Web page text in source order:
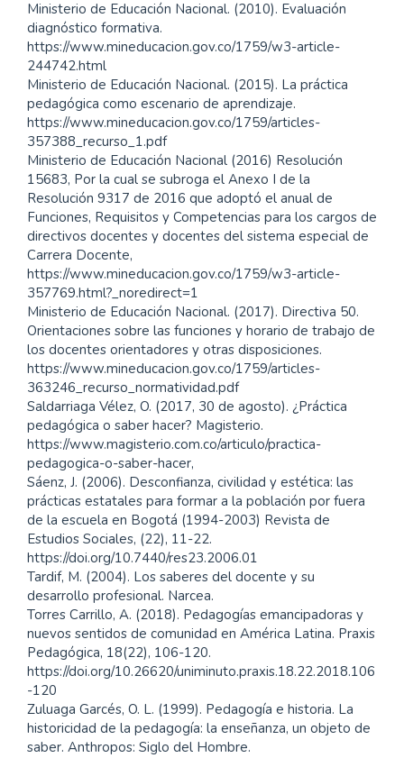
Ministerio de Educación Nacional. (2010). Evaluación
diagnóstico formativa.
https://www.mineducacion.gov.co/1759/w3-article-
244742.html
Ministerio de Educación Nacional. (2015). La práctica
pedagógica como escenario de aprendizaje.
https://www.mineducacion.gov.co/1759/articles-
357388_recurso_1.pdf
Ministerio de Educación Nacional (2016) Resolución
15683, Por la cual se subroga el Anexo I de la
Resolución 9317 de 2016 que adoptó el anual de
Funciones, Requisitos y Competencias para los cargos de
directivos docentes y docentes del sistema especial de
Carrera Docente,
https://www.mineducacion.gov.co/1759/w3-article-
357769.html?_noredirect=1
Ministerio de Educación Nacional. (2017). Directiva 50.
Orientaciones sobre las funciones y horario de trabajo de
los docentes orientadores y otras disposiciones.
https://www.mineducacion.gov.co/1759/articles-
363246_recurso_normatividad.pdf
Saldarriaga Vélez, O. (2017, 30 de agosto). ¿Práctica
pedagógica o saber hacer? Magisterio.
https://www.magisterio.com.co/articulo/practica-
pedagogica-o-saber-hacer,
Sáenz, J. (2006). Desconfianza, civilidad y estética: las
prácticas estatales para formar a la población por fuera
de la escuela en Bogotá (1994-2003) Revista de
Estudios Sociales, (22), 11-22.
https://doi.org/10.7440/res23.2006.01
Tardif, M. (2004). Los saberes del docente y su
desarrollo profesional. Narcea.
Torres Carrillo, A. (2018). Pedagogías emancipadoras y
nuevos sentidos de comunidad en América Latina. Praxis
Pedagógica, 18(22), 106-120.
https://doi.org/10.26620/uniminuto.praxis.18.22.2018.106
-120
Zuluaga Garcés, O. L. (1999). Pedagogía e historia. La
historicidad de la pedagogía: la enseñanza, un objeto de
saber. Anthropos: Siglo del Hombre.